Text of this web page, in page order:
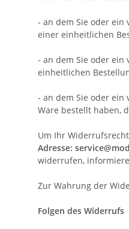
- an dem Sie oder ein
einer einheitlichen
- an dem Sie oder
einheitlichen
- an dem Sie oder ein
Ware bestellt haben,
Um Ihr
Adresse:
widerrufen,
Zur Wahrung der
Folgen des Widerrufs